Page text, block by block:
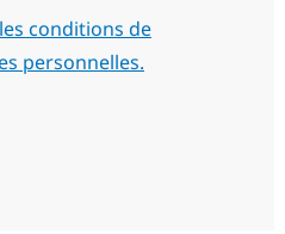
conditions de
personnelles.